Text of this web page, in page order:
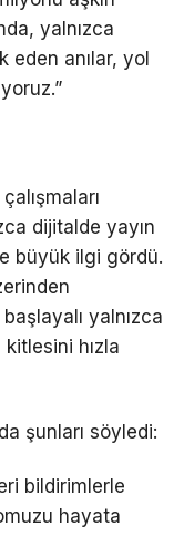
yalnızca
anılar, yol
dijitalde yayın
büyük ilgi gördü.
yalnızca
hızla
şunları söyledi:
bildirimlerle
hayata